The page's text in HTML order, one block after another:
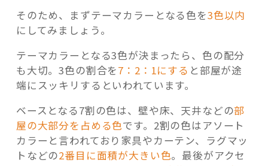
そのため、まずテーマカラーとなる色を3色以内
にしてみましょう。
テーマカラーとなる3色が決まったら、色の配分
も大切。3色の割合を7：2：1にする と部屋が途
端にスッキリするといわれています。
ベースとなる7割の色は、壁や床、天井などの部
屋の大部分を占める色です。2割の色はアソート
カラーと言われており家具やカーテン、ラグマッ
トなどの2番目に面積が大きい色。最後がアクセ